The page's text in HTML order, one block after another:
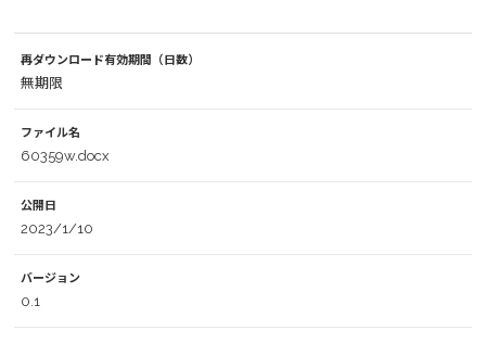
再ダウンロード有効期間（日数）
無期限
ファイル名
60359w.docx
公開日
2023/1/10
バージョン
0.1